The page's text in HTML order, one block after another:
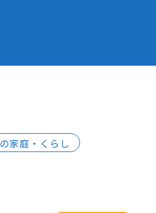
家庭・くらし